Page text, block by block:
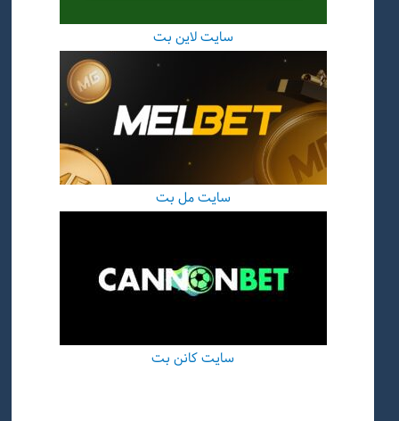
سایت لاین بت
سایت مل بت
سایت کانن بت